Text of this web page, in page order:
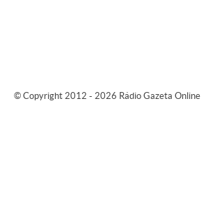
© Copyright 2012 - 2026 Rádio Gazeta Online